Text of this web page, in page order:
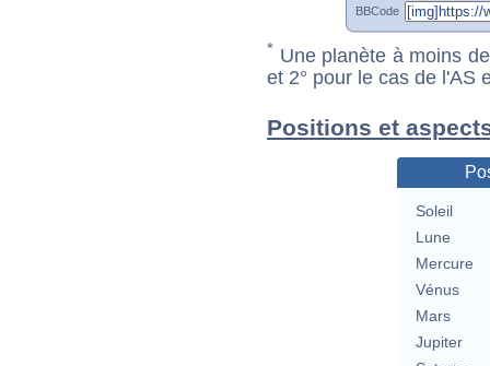
BBCode
* Une planète à moins
et 2° pour le cas de l'AS
Positions et
Soleil
Lune
Mercure
Vénus
Mars
Jupiter